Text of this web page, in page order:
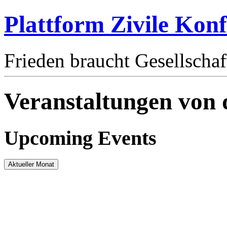
Plattform Zivile
Frieden braucht
Veranstaltungen von
Upcoming Events
Aktueller Monat